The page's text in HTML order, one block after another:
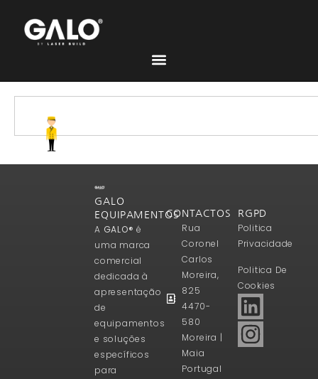
GALO
EQUIPAMENTOS
A GALO® é
uma marca
comercial
dedicada à
apresentação
de
equipamentos
e soluções
específicos
para
CONTACTOS
Rua
Coronel
Carlos
Moreira,
825
4470-
580
Moreira |
Maia
Portugal
RGPD
Politica
Privacidade
Politica De
Cookies